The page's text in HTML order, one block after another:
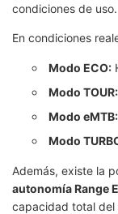
condiciones de uso.
En condiciones
Modo ECO:
Modo TOUR:
Modo eMTB:
Modo
Además, existe la
autonomía Range
capacidad total del